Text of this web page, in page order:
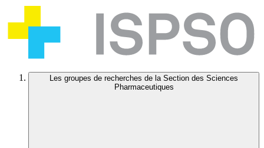
Les groupes de recherches de la Section des Sciences
Pharmaceutiques